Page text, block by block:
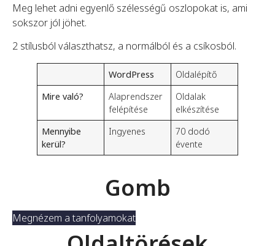
Meg lehet adni egyenlő szélességű oszlopokat is, ami
sokszor jól jöhet.
2 stílusból választhatsz, a normálból és a csíkosból.
WordPress
Oldalépítő
Mire való?
Alaprendszer
felépítése
Oldalak
elkészítése
Mennyibe
kerül?
Ingyenes
70 dodó
évente
Gomb
Megnézem a tanfolyamokat